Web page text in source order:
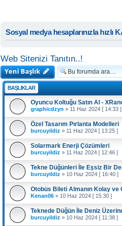
Sosyal medya hesaplarınızla hızlı
Web Sitenizi Tanıtın..!
Yeni Başlık
BAŞLIKLAR
Oyuncu Koltuğu Satın Al -
graphicdzyn » 11 Haz 2024 [ 14:33 ]
Özel Tasarım Pırlanta Modelleri
burcuyildiz » 11 Haz 2024 [ 13:25 ]
Solarmark Enerji Çözümleri
burcuyildiz » 11 Haz 2024 [ 12:46 ]
Tekne Düğünleri İle Eşsiz Bir
burcuyildiz » 10 Haz 2024 [ 16:40 ]
Otobüs Bileti Almanın Kolay ve
Kenan06 » 10 Haz 2024 [ 15:30 ]
Teknede Düğün İle Deniz
burcuyildiz » 10 Haz 2024 [ 11:38 ]